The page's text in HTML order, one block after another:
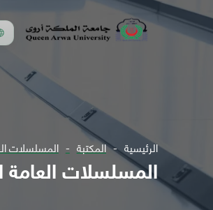
الرئيسية المكتبة المسلسلات
المسلسلات العامة